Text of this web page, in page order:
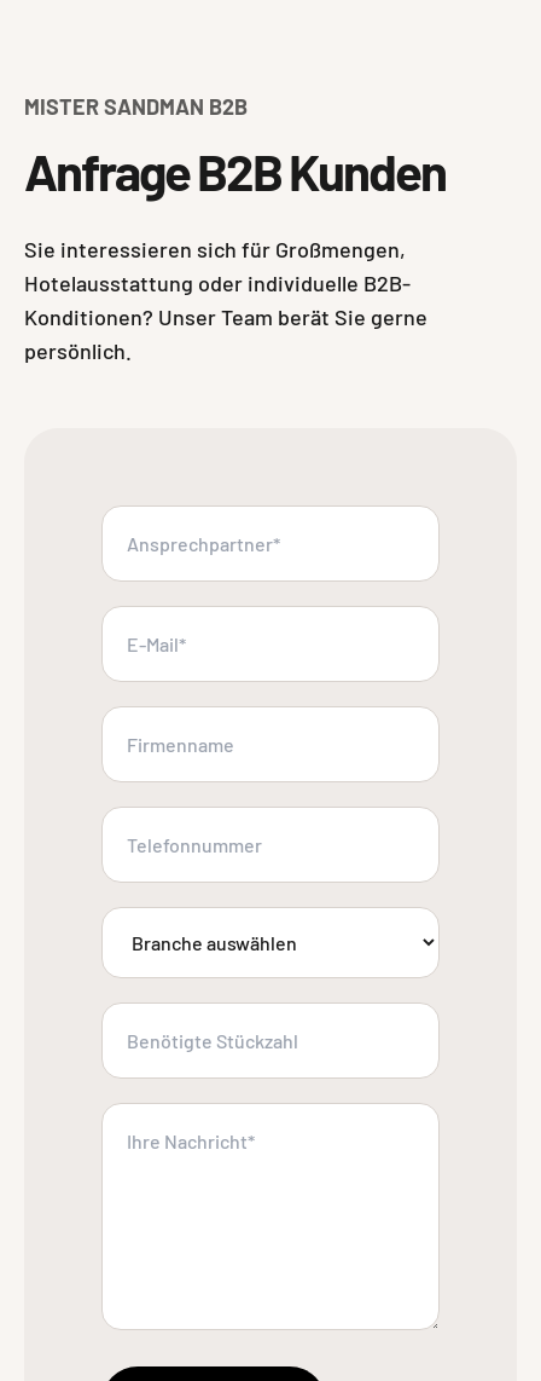
MISTER SANDMAN B2B
Anfrage B2B Kunden
Sie interessieren sich für Großmengen,
Hotelausstattung oder individuelle B2B-
Konditionen? Unser Team berät Sie gerne
persönlich.